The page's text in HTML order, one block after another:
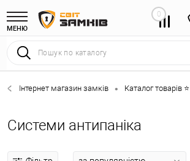
МЕНЮ
0
Інтернет магазин замків • Каталог товарів ⭐
Системи антипаніка